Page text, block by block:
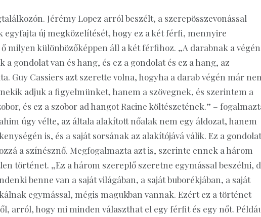
Jérémy Lopez arról beszélt, a szerepösszevonással
új megközelítését, hogy ez a két férfi, mennyire
milyen különbözőképpen áll a két férfihoz. „A darabnak a végén
gondolat van és hang, és ez a gondolat és ez a hang, az
Guy Cassiers azt szerette volna, hogyha a darab végén már
adjuk a figyelmünket, hanem a szövegnek, és szerintem a
és ez a szobor ad hangot Racine költészetének.” –
úgy vélte, az általa alakított nőalak nem egy áldozat, hanem
is, és a saját sorsának az alakítójává válik. Ez a gondolat
a színésznő. Megfogalmazta azt is, szerinte ennek a három
történet. „Ez a három szereplő szeretne egymással beszélni,
benne van a saját világában, a saját buborékjában, a saját
egymással, mégis magukban vannak. Ezért ez a történet
arról, hogy mi minden választhat el egy férfit és egy nőt.